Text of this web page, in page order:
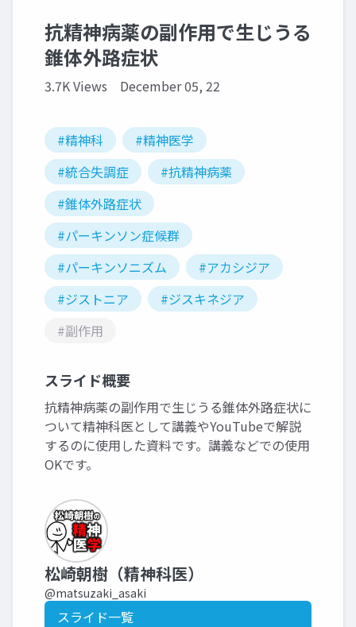
抗精神病薬の副作用で生じうる
錐体外路症状
3.7K Views December 05, 22
#精神科
#精神医学
#統合失調症
#抗精神病薬
#錐体外路症状
#パーキンソン症候群
#パーキンソニズム
#アカシジア
#ジストニア
#ジスキネジア
#副作用
スライド概要
抗精神病薬の副作用で生じうる錐体外路症状に
ついて精神科医として講義やYouTubeで解説
するのに使用した資料です。講義などでの使用
OKです。
松崎朝樹（精神科医）
@matsuzaki_asaki
スライド一覧